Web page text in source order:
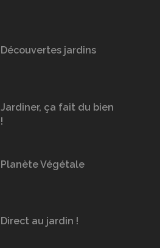
Découvertes jardins
Jardiner, ça fait du bien
!
Planète Végétale
Direct au jardin !